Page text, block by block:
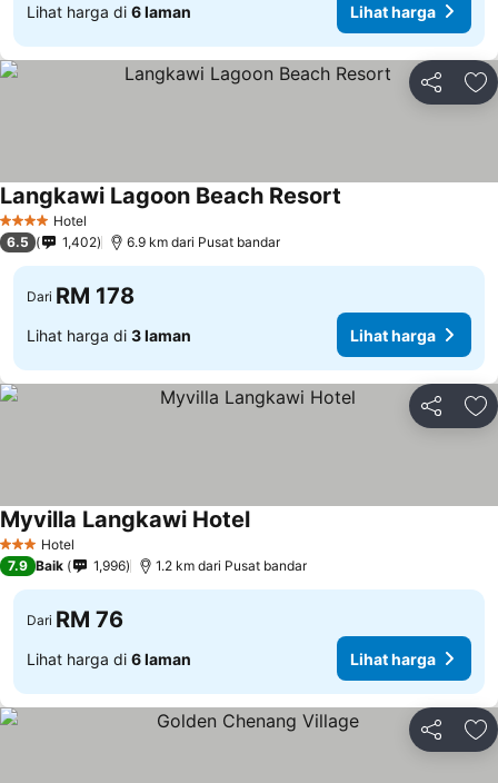
Lihat harga di 6 laman Lihat harga
Kongsi
4 BintangHotel
Langkawi Lagoon Beach Resort
6.5 1,402 6.9 km dari Pusat bandar
Dari RM 178
Lihat harga di 3 laman Lihat harga
Kongsi
3 BintangHotel
Myvilla Langkawi Hotel
7.9 Baik 1,996 1.2 km dari Pusat bandar
Dari RM 76
Lihat harga di 6 laman Lihat harga
Kongsi